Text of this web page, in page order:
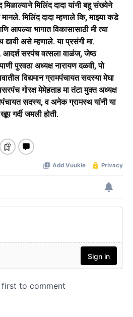
मिलिंद दादा यांनी बहू संख्येने
मिलिंद दादा म्हणाले कि, माझ्या कडे
भागात विकासासाठी मी त्या
असे म्हणाले. या प्रसंगी मा.
आदर्श सरपंच वत्सला वाळंज, जेष्ठ
पुरवठा अध्यक्ष नारायण दळवी, पो
विद्यमान ग्रामपंचायत सदस्या मेघा
गोरक्ष मेमेहताह मा तंटा मुक्त अध्यक्ष
सदस्य, व अनेक ग्रामस्थ यांनी या
गर्दी जमली होती.